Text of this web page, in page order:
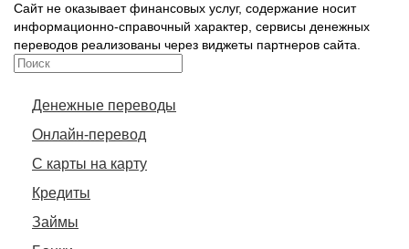
Сайт не оказывает финансовых услуг, содержание носит
информационно-справочный характер, сервисы денежных
переводов реализованы через виджеты партнеров сайта.
Денежные переводы
Онлайн-перевод
С карты на карту
Кредиты
Займы